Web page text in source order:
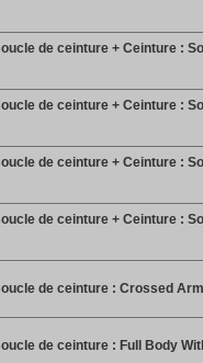
de ceinture + Ceinture :
de ceinture + Ceinture :
de ceinture + Ceinture :
de ceinture + Ceinture :
de ceinture : Crossed
de ceinture : Full Body